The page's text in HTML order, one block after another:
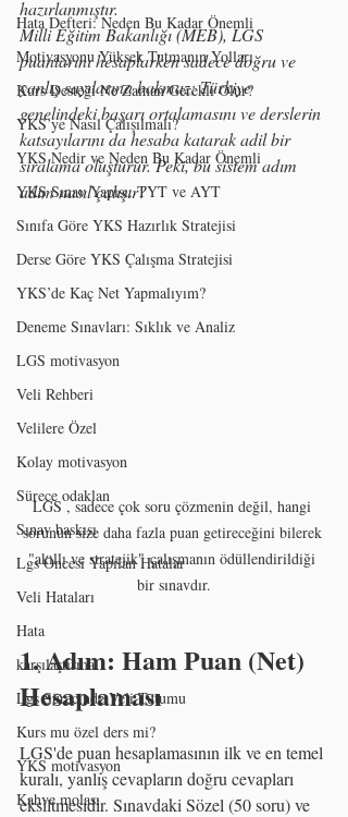
Hata Defteri: Neden Bu Kadar Önemli
Motivasyonu Yüksek Tutmanın Yolları
Kurs Desteği Ne Zaman Gerekli Olur?
YKS’ye Nasıl Çalışılmalı?
YKS Nedir ve Neden Bu Kadar Önemli
YKS Sınav Yapısı: TYT ve AYT
Sınıfa Göre YKS Hazırlık Stratejisi
Derse Göre YKS Çalışma Stratejisi
YKS’de Kaç Net Yapmalıyım?
Deneme Sınavları: Sıklık ve Analiz
LGS motivasyon
Veli Rehberi
Velilere Özel
Kolay motivasyon
Sürece odaklan
Sınav baskısı
Lgs Öncesi Yapılan Hatalar
Veli Hataları
Hata
karşılaştırma
Lgs Sürecinde Veli Tutumu
Kurs mu özel ders mi?
YKS motivasyon
Kahve molası
hazırlanmıştır.
Milli Eğitim Bakanlığı (MEB), LGS
puanlarını hesaplarken sadece doğru ve
yanlış sayılarına bakmaz; Türkiye
genelindeki başarı ortalamasını ve derslerin
katsayılarını da hesaba katarak adil bir
sıralama oluşturur. Peki, bu sistem adım
adım nasıl çalışır?
LGS , sadece çok soru çözmenin değil, hangi
sorunun size daha fazla puan getireceğini bilerek
"akıllı ve stratejik" çalışmanın ödüllendirildiği
bir sınavdır.
1. Adım: Ham Puan (Net)
Hesaplaması
LGS'de puan hesaplamasının ilk ve en temel
kuralı, yanlış cevapların doğru cevapları
eksiltmesidir. Sınavdaki Sözel (50 soru) ve